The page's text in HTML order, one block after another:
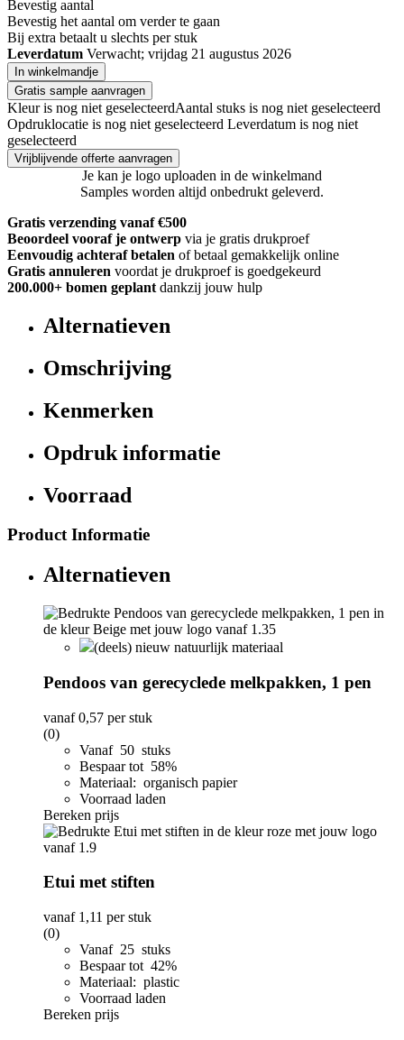
Bevestig aantal
Bevestig het aantal om verder te gaan
Bij extra betaalt u slechts per stuk
Leverdatum Verwacht; vrijdag 21 augustus 2026
In winkelmandje
Gratis sample aanvragen
Kleur is nog niet geselecteerdAantal stuks is nog niet geselecteerd
Opdruklocatie is nog niet geselecteerd Leverdatum is nog niet
geselecteerd
Vrijblijvende offerte aanvragen
Je kan je logo uploaden in de winkelmand
Samples worden altijd onbedrukt geleverd.
Gratis verzending vanaf €500
Beoordeel vooraf je ontwerp via je gratis drukproef
Eenvoudig achteraf betalen of betaal gemakkelijk online
Gratis annuleren voordat je drukproef is goedgekeurd
200.000+ bomen geplant dankzij jouw hulp
Alternatieven
Omschrijving
Kenmerken
Opdruk informatie
Voorraad
Product Informatie
Alternatieven
(deels) nieuw natuurlijk materiaal
Pendoos van gerecyclede melkpakken, 1 pen
vanaf0,57 per stuk
(0)
Vanaf 50 stuks
Bespaar tot 58%
Materiaal: organisch papier
Voorraad laden
Bereken prijs
Etui met stiften
vanaf 1,11 per stuk
(0)
Vanaf 25 stuks
Bespaar tot 42%
Materiaal: plastic
Voorraad laden
Bereken prijs